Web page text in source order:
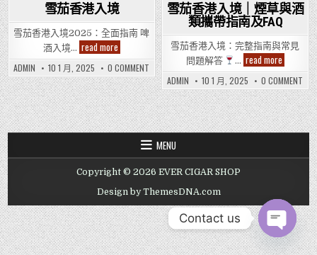
雪茄香港入境
雪茄香港入境2025：全面指南 啤
酒入境… read more雪
茄
香
港
入
境
ADMIN 10 1 月, 2025 0 COMMENT ON
雪
茄
香
港
入
境
雪茄香港入境｜煙草與酒
類攜帶指南及FAQ
雪茄香港入境：完整指南與常見
問題解答
… read more
茄
香
港
入
境
｜
煙
草
類
南
及
FAQ
ADMIN 10 1 月, 2025 0 COMMENT ON
雪
茄
香
港
入
境
｜
煙
草
與
酒
類
攜
帶
指
南
及
FAQ
MENU
Copyright © 2026 EVER CIGAR SHOP
Design by ThemesDNA.com
Contact us
OPEN